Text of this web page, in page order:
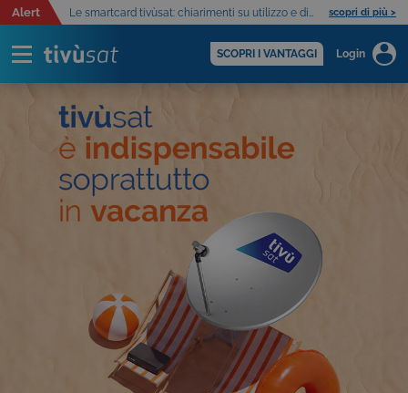
Alert scopri di più >
SCOPRI I VANTAGGI Login